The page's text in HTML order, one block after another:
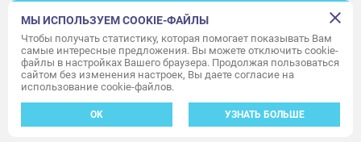
lt@aquarelle-centre.ru
ООО «Акварель»
© «Акварель» 2010–2026. Все права защищены.
Дизайн концепция сайта —
Адаптивный дизайн и программирование —34 ВЕБ
МЫ ИСПОЛЬЗУЕМ COOKIE-ФАЙЛЫ
Чтобы получать статистику, которая помогает показывать Вам
самые интересные предложения. Вы можете отключить cookie-
файлы в настройках Вашего браузера. Продолжая пользоваться
сайтом без изменения настроек, Вы даете согласие на
использование cookie-файлов.
OK УЗНАТЬ БОЛЬШЕ